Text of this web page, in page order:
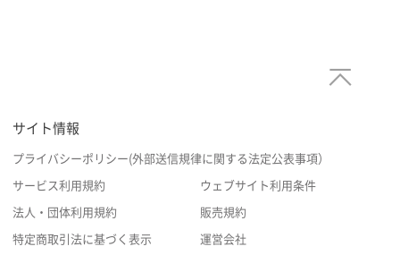
サイト情報
プライバシーポリシー(外部送信規律に関する法定公表事項）
サービス利用規約 ウェブサイト利用条件
法人・団体利用規約 販売規約
特定商取引法に基づく表示 運営会社